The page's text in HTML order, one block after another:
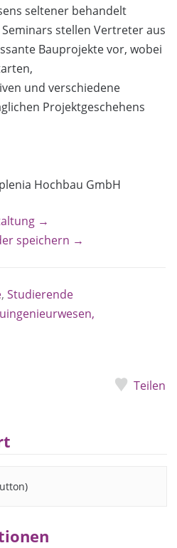
seltener behandelt
stellen Vertreter aus
Bauprojekte vor, wobei
und verschiedene
Projektgeschehens
Hochbau GmbH
→
speichern →
, Studierende
Teilen